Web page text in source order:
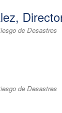
de Desastres
de Desastres